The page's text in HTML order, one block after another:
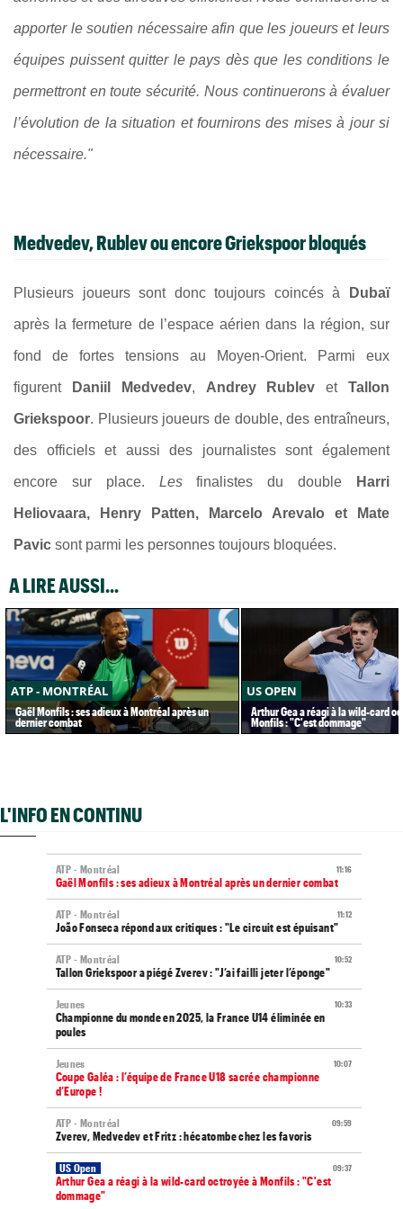
apporter le soutien nécessaire afin que les joueurs et leurs
équipes puissent quitter le pays dès que les conditions le
permettront en toute sécurité. Nous continuerons à évaluer
l’évolution de la situation et fournirons des mises à jour si
nécessaire."
Medvedev, Rublev ou encore Griekspoor bloqués
Plusieurs joueurs sont donc toujours coincés à Dubaï
après la fermeture de l’espace aérien dans la région, sur
fond de fortes tensions au Moyen-Orient. Parmi eux
figurent Daniil Medvedev, Andrey Rublev etTallon
Griekspoor. Plusieurs joueurs de double, des entraîneurs,
des officiels et aussi des journalistes sont également
encore sur place. Lesfinalistes du double Harri
Heliovaara, Henry Patten, Marcelo Arevalo et Mate
Pavic sont parmi les personnes toujours bloquées.
A LIRE AUSSI...
ATP - MONTRÉAL
Gaël Monfils : ses adieux à Montréal après un
dernier combat
US OPEN
Arthur Gea a réagi à la wild-card
Monfils : "C'est dommage"
L'INFO EN CONTINU
11:16
ATP - Montréal
Gaël Monfils : ses adieux à Montréal après un dernier combat
11:12
ATP - Montréal
João Fonseca répond aux critiques : "Le circuit est épuisant"
10:52
ATP - Montréal
Tallon Griekspoor a piégé Zverev : "J’ai failli jeter l’éponge"
10:33
Jeunes
Championne du monde en 2025, la France U14 éliminée en
poules
10:07
Jeunes
Coupe Galéa : l’équipe de France U18 sacrée championne
d’Europe !
09:59
ATP - Montréal
Zverev, Medvedev et Fritz : hécatombe chez les favoris
09:37
US Open
Arthur Gea a réagi à la wild-card octroyée à Monfils : "C'est
dommage"